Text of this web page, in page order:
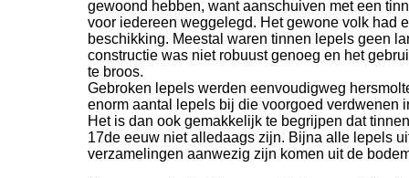
gewoond hebben, want aanschuiven met een
voor iedereen weggelegd. Het gewone volk had
beschikking. Meestal waren tinnen lepels geen
constructie was niet robuust genoeg en het
te broos.
Gebroken lepels werden eenvoudigweg
enorm aantal lepels bij die voorgoed verdwenen
Het is dan ook gemakkelijk te begrijpen dat
17de eeuw niet alledaags zijn. Bijna alle lepels
verzamelingen aanwezig zijn komen uit de